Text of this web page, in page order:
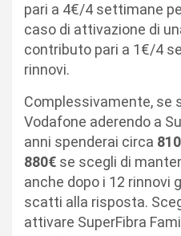
pari a 4€/4 settimane
caso di attivazione di
contributo pari a 1€/4
rinnovi.
Complessivamente, se
Vodafone aderendo a
anni spenderai circa
880€ se scegli di
anche dopo i 12 rinnovi
scatti alla risposta.
attivare SuperFibra